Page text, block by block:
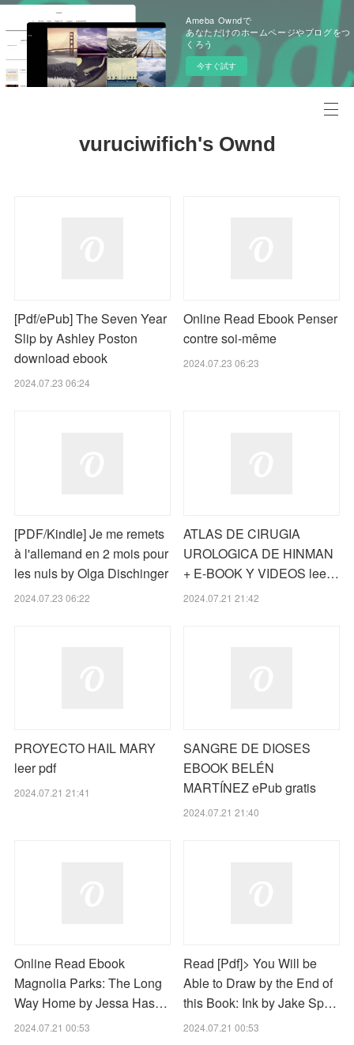
Ameba Owndで
あなただけのホームページやブログをつ
くろう
今すぐ試す
vuruciwifich's Ownd
[Pdf/ePub] The Seven Year
Slip by Ashley Poston
download ebook
2024.07.23 06:24
Online Read Ebook Penser
contre soi-même
2024.07.23 06:23
[PDF/Kindle] Je me remets
à l'allemand en 2 mois pour
les nuls by Olga Dischinger
2024.07.23 06:22
ATLAS DE CIRUGIA
UROLOGICA DE HINMAN
+ E-BOOK Y VIDEOS lee…
2024.07.21 21:42
PROYECTO HAIL MARY
leer pdf
2024.07.21 21:41
SANGRE DE DIOSES
EBOOK BELÉN
MARTÍNEZ ePub gratis
2024.07.21 21:40
Online Read Ebook
Magnolia Parks: The Long
Way Home by Jessa Has…
2024.07.21 00:53
Read [Pdf]> You Will be
Able to Draw by the End of
this Book: Ink by Jake Sp…
2024.07.21 00:53